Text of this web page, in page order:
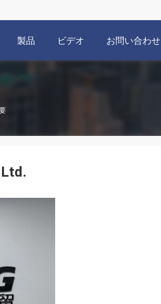
製品 ビデオ お問い合わせ